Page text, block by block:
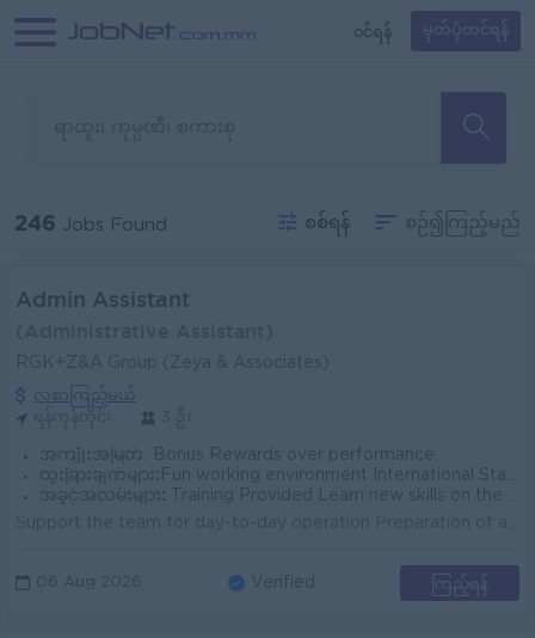
၀င်ရန် မှတ်ပုံတင်ရန်
246 Jobs Found စစ်ရန် စဉ်၍ကြည့်မည်
Admin Assistant
RGK+Z&A Group (Zeya & Associates)
လစာကြည့်မယ်
အကျိုးအမြတ်: Bonus Rewards over performance
ထူးခြားချက်များ: Fun working environment International Standards Make a difference Join an experienced team
အခွင့်အလမ်းများ:
Training Provided Learn new skills on the job Promotional opportunities
06 Aug 2026 Verified ကြည့်ရန်